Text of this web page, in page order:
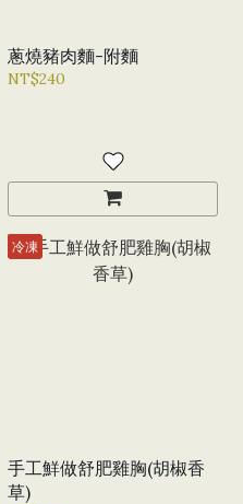
蔥燒豬肉麵-附麵
NT$240
冷凍
手工鮮做舒肥雞胸(胡椒香
草)